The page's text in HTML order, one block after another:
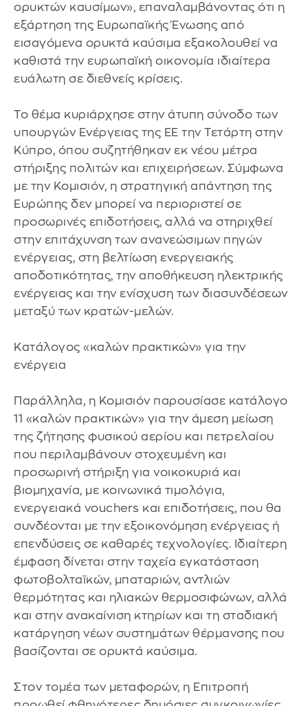
ορυκτών καυσίμων», επαναλαμβάνοντας ότι η
εξάρτηση της Ευρωπαϊκής Ένωσης από
εισαγόμενα ορυκτά καύσιμα εξακολουθεί να
καθιστά την ευρωπαϊκή οικονομία ιδιαίτερα
ευάλωτη σε διεθνείς κρίσεις.
Το θέμα κυριάρχησε στην άτυπη σύνοδο των
υπουργών Ενέργειας της ΕΕ την Τετάρτη στην
Κύπρο, όπου συζητήθηκαν εκ νέου μέτρα
στήριξης πολιτών και επιχειρήσεων. Σύμφωνα
με την Κομισιόν, η στρατηγική απάντηση της
Ευρώπης δεν μπορεί να περιοριστεί σε
προσωρινές επιδοτήσεις, αλλά να στηριχθεί
στην επιτάχυνση των ανανεώσιμων πηγών
ενέργειας, στη βελτίωση ενεργειακής
αποδοτικότητας, την αποθήκευση ηλεκτρικής
ενέργειας και την ενίσχυση των διασυνδέσεων
μεταξύ των κρατών-μελών.
Κατάλογος «καλών πρακτικών» για την
ενέργεια
Παράλληλα, η Κομισιόν παρουσίασε κατάλογο
11 «καλών πρακτικών» για την άμεση μείωση
της ζήτησης φυσικού αερίου και πετρελαίου
που περιλαμβάνουν στοχευμένη και
προσωρινή στήριξη για νοικοκυριά και
βιομηχανία, με κοινωνικά τιμολόγια,
ενεργειακά vouchers και επιδοτήσεις, που θα
συνδέονται με την εξοικονόμηση ενέργειας ή
επενδύσεις σε καθαρές τεχνολογίες. Ιδιαίτερη
έμφαση δίνεται στην ταχεία εγκατάσταση
φωτοβολταϊκών, μπαταριών, αντλιών
θερμότητας και ηλιακών θερμοσιφώνων, αλλά
και στην ανακαίνιση κτηρίων και τη σταδιακή
κατάργηση νέων συστημάτων θέρμανσης που
βασίζονται σε ορυκτά καύσιμα.
Στον τομέα των μεταφορών, η Επιτροπή